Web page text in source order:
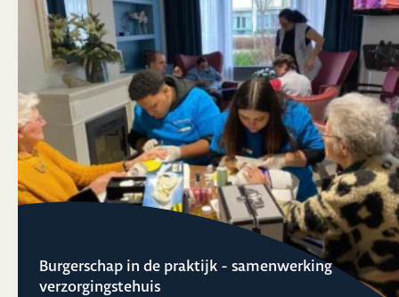
Burgerschap in de praktijk - samenwerking
verzorgingstehuis